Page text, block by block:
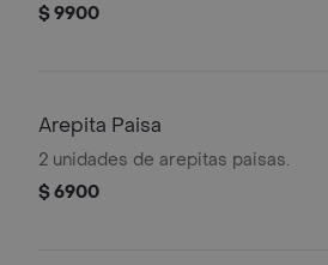
$ 9900
Arepita Paisa
2 unidades de arepitas paisas.
$ 6900